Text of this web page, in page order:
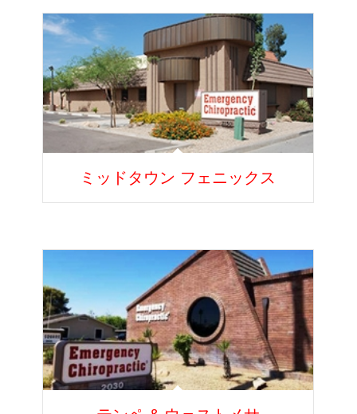
ミッドタウン フェニックス